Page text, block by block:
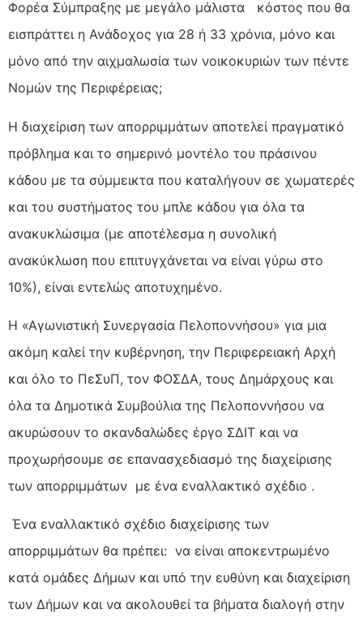
Φορέα Σύμπραξης με μεγάλο μάλιστα κόστος που θα
εισπράττει η Ανάδοχος για 28 ή 33 χρόνια, μόνο και
μόνο από την αιχμαλωσία των νοικοκυριών των πέντε
Νομών της Περιφέρειας;
Η διαχείριση των απορριμμάτων αποτελεί πραγματικό
πρόβλημα και το σημερινό μοντέλο του πράσινου
κάδου με τα σύμμεικτα που καταλήγουν σε χωματερές
και του συστήματος του μπλε κάδου για όλα τα
ανακυκλώσιμα (με αποτέλεσμα η συνολική
ανακύκλωση που επιτυγχάνεται να είναι γύρω στο
10%), είναι εντελώς αποτυχημένο.
Η «Αγωνιστική Συνεργασία Πελοποννήσου» για μια
ακόμη καλεί την κυβέρνηση, την Περιφερειακή Αρχή
και όλο το ΠεΣυΠ, τον ΦΟΣΔΑ, τους Δημάρχους και
όλα τα Δημοτικά Συμβούλια της Πελοποννήσου να
ακυρώσουν το σκανδαλώδες έργο ΣΔΙΤ και να
προχωρήσουμε σε επανασχεδιασμό της διαχείρισης
των απορριμμάτων με ένα εναλλακτικό σχέδιο .
Ένα εναλλακτικό σχέδιο διαχείρισης των
απορριμμάτων θα πρέπει: να είναι αποκεντρωμένο
κατά ομάδες Δήμων και υπό την ευθύνη και διαχείριση
των Δήμων και να ακολουθεί τα βήματα διαλογή στην